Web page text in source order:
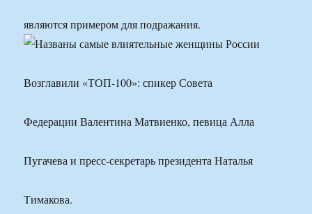
являются примером для подражания.
Возглавили «ТОП-100»: спикер Совета
Федерации Валентина Матвиенко, певица Алла
Пугачева и пресс-секретарь президента Наталья
Тимакова.